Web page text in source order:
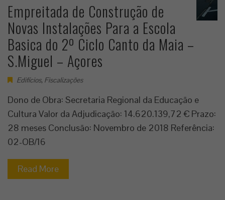
Empreitada de Construção de
Novas Instalações Para a Escola
Basica do 2º Ciclo Canto da Maia –
S.Miguel – Açores
Edifícios, Fiscalizações
Dono de Obra: Secretaria Regional da Educação e
Cultura Valor da Adjudicação: 14.620.139,72 € Prazo:
28 meses Conclusão: Novembro de 2018 Referência:
02-OB/16
Read More